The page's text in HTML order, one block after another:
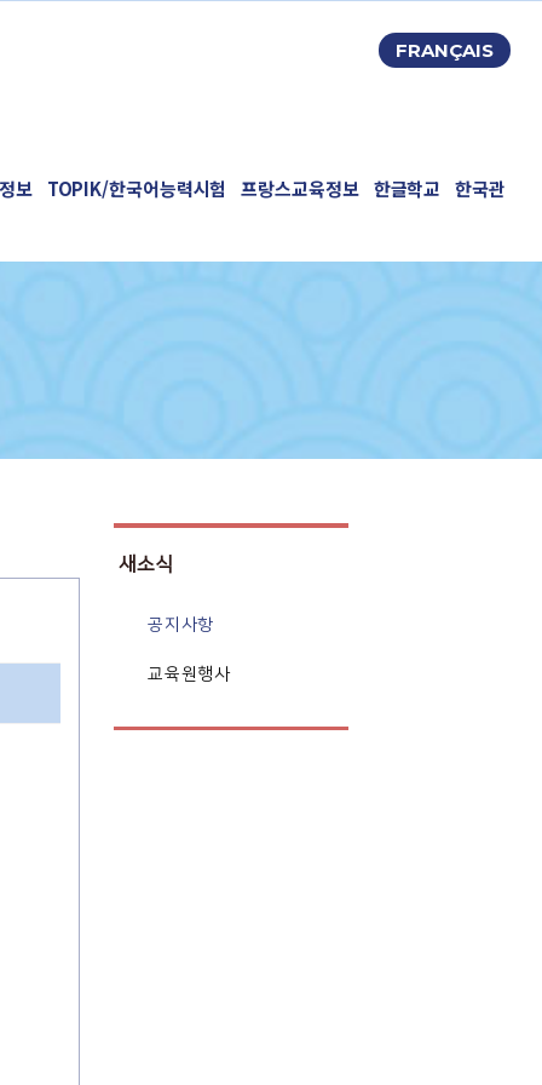
FRANÇAIS
보 TOPIK/한국어능력시험 프랑스교육정보 한글학교 한국관
새소식
공지사항
교육원행사